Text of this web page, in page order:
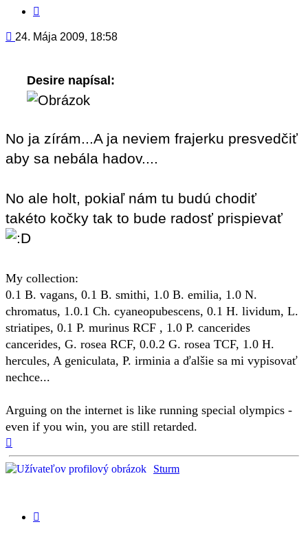
Príspevok
24. Mája 2009, 18:58
Desire napísal:
No ja zírám...A ja neviem frajerku presvedčiť
aby sa nebála hadov....
No ale holt, pokiaľ nám tu budú chodiť
takéto kočky tak to bude radosť prispievať
My collection:
0.1 B. vagans, 0.1 B. smithi, 1.0 B. emilia, 1.0 N.
chromatus, 1.0.1 Ch. cyaneopubescens, 0.1 H. lividum, L.
striatipes, 0.1 P. murinus RCF , 1.0 P. cancerides
cancerides, G. rosea RCF, 0.0.2 G. rosea TCF, 1.0 H.
hercules, A geniculata, P. irminia a ďalšie sa mi vypisovať
nechce...
Arguing on the internet is like running special olympics -
even if you win, you are still retarded.
Sturm